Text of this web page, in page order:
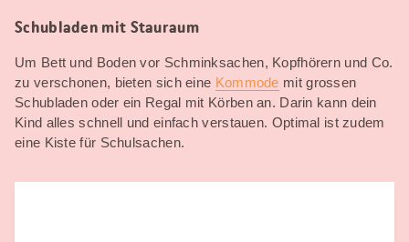
Schubladen mit Stauraum
Um Bett und Boden vor Schminksachen, Kopfhörern und Co.
zu verschonen, bieten sich eine Kommode mit grossen
Schubladen oder ein Regal mit Körben an. Darin kann dein
Kind alles schnell und einfach verstauen. Optimal ist zudem
eine Kiste für Schulsachen.